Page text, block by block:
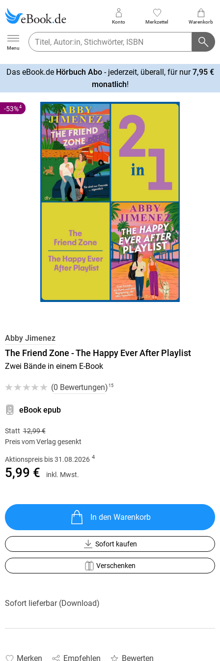
Ebook.de
Menu
Konto Merkzettel Warenkorb
Das eBook.de Hörbuch Abo- jederzeit, überall, für nur7,95 €
monatlich!
-53%4
Abby Jimenez
The Friend Zone - The Happy Ever After Playlist
Zwei Bände in einem E-Book
(0 Bewertungen) 15
eBook epub
Statt 12,99 €
Preis vom Verlag gesenkt
Aktionspreis bis 31.08.2026 4
5,99 € inkl. Mwst.
In den Warenkorb
Sofort kaufen
Verschenken
Sofort lieferbar (Download)
Merken Empfehlen Bewerten